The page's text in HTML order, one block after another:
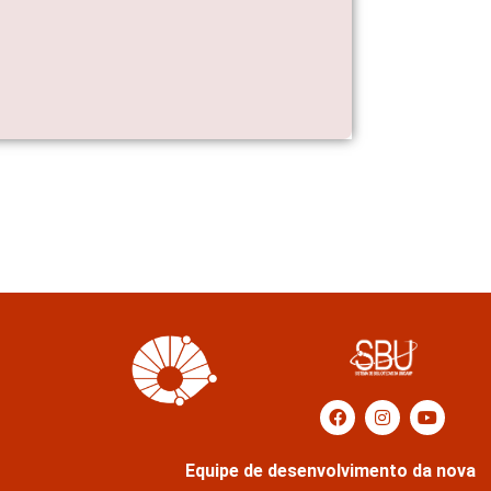
Equipe de desenvolvimento da nova